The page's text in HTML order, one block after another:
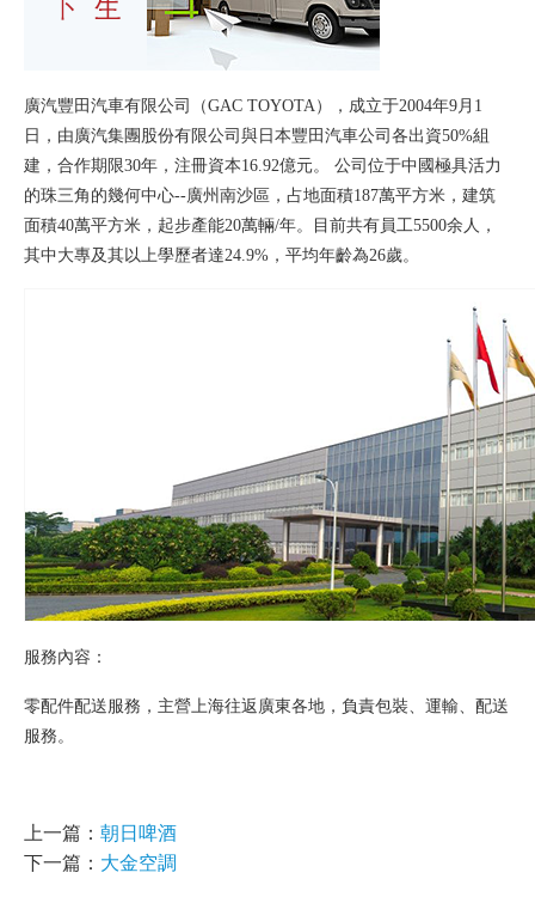
廣汽豐田汽車有限公司（GAC TOYOTA），成立于2004年9月1
日，由廣汽集團股份有限公司與日本豐田汽車公司各出資50%組
建，合作期限30年，注冊資本16.92億元。 公司位于中國極具活力
的珠三角的幾何中心--廣州南沙區，占地面積187萬平方米，建筑
面積40萬平方米，起步產能20萬輛/年。目前共有員工5500余人，
其中大專及其以上學歷者達24.9%，平均年齡為26歲。
服務內容：
零配件配送服務，主營上海往返廣東各地，負責包裝、運輸、配送
服務。
上一篇： 朝日啤酒
下一篇： 大金空調